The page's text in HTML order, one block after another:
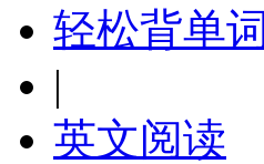
轻松背单词
|
英文阅读